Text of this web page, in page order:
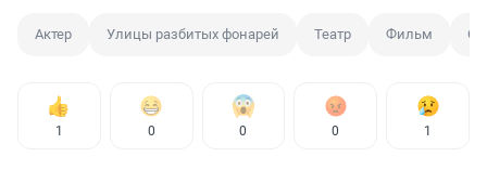
Актер Улицы разбитых фонарей Театр Фильм
1 0 0 0 1